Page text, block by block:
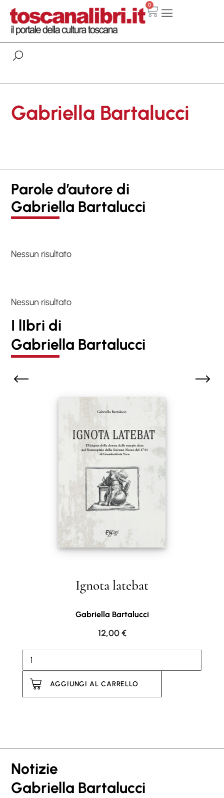
0
Gabriella Bartalucci
Parole d’autore di
Gabriella Bartalucci
Nessun risultato
Nessun risultato
I lIbri di
Gabriella Bartalucci
Ignota latebat
Gabriella Bartalucci
12,00€
AGGIUNGI AL CARRELLO
Notizie
Gabriella Bartalucci